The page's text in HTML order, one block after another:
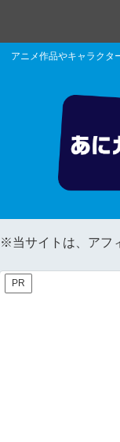
アニメ作品やキャラクタ
※当サイトは、アフ
PR